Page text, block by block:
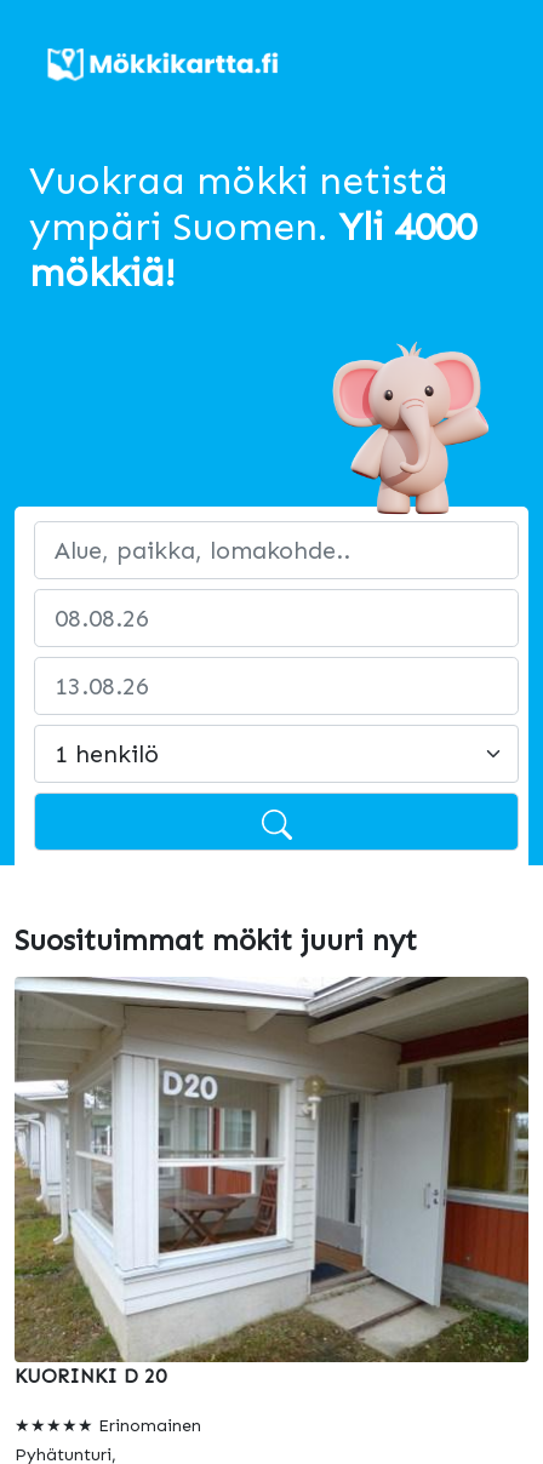
Vuokraa mökki netistä
ympäri Suomen.Yli 4000
mökkiä!
Suosituimmat mökit juuri nyt
KUORINKI D 20
★★★★★ Erinomainen
Pyhätunturi,